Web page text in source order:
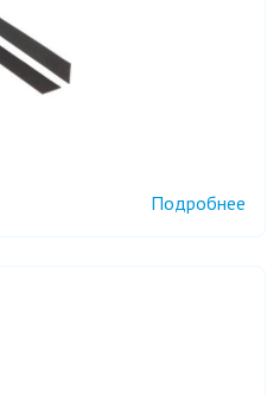
Подробнее